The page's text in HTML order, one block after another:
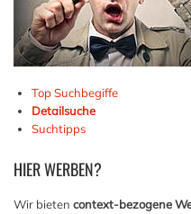
Top Suchbegiffe
Detailsuche
Suchtipps
HIERWERBEN?
Wir bieten context-bezogene